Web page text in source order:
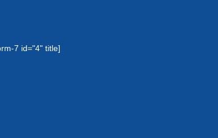
[contact-form-7 id="4" title="טופס יצירת קשר 1"]